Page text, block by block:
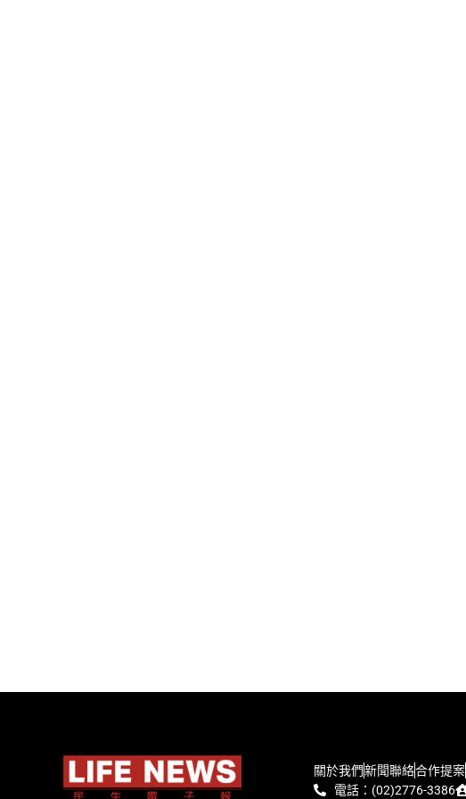
關於我們新聞聯絡合作提案
電話：(02)2776-3386